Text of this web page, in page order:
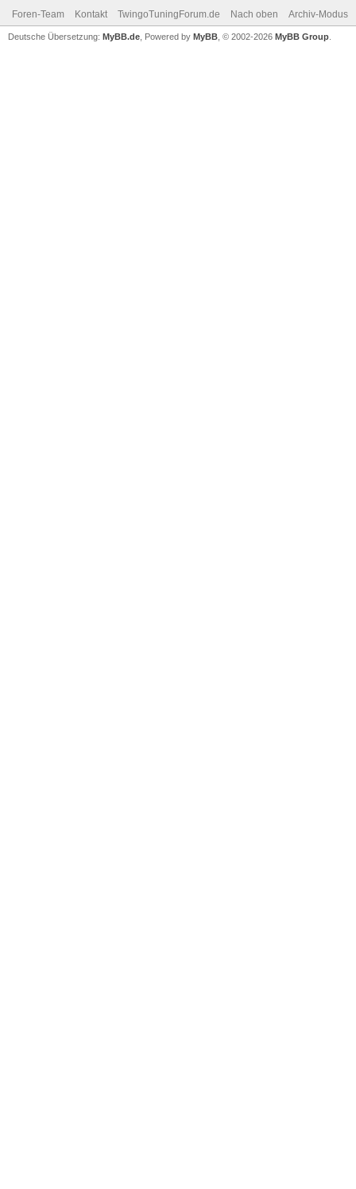
Foren-Team Kontakt TwingoTuningForum.de Nach oben Archiv-Modus
Deutsche Übersetzung: MyBB.de , Powered by MyBB , © 2002-2026 MyBB Group